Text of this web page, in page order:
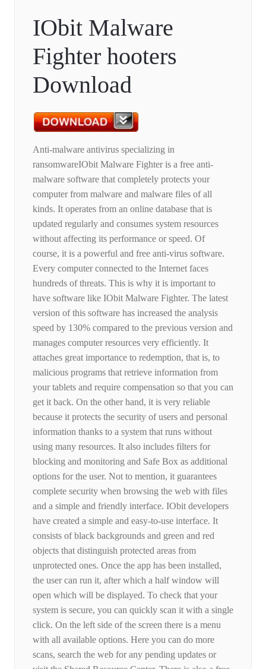
IObit Malware
Fighter hooters
Download
Anti-malware antivirus specializing in
ransomwareIObit Malware Fighter is a free anti-
malware software that completely protects your
computer from malware and malware files of all
kinds. It operates from an online database that is
updated regularly and consumes system resources
without affecting its performance or speed. Of
course, it is a powerful and free anti-virus software.
Every computer connected to the Internet faces
hundreds of threats. This is why it is important to
have software like IObit Malware Fighter. The latest
version of this software has increased the analysis
speed by 130% compared to the previous version and
manages computer resources very efficiently. It
attaches great importance to redemption, that is, to
malicious programs that retrieve information from
your tablets and require compensation so that you can
get it back. On the other hand, it is very reliable
because it protects the security of users and personal
information thanks to a system that runs without
using many resources. It also includes filters for
blocking and monitoring and Safe Box as additional
options for the user. Not to mention, it guarantees
complete security when browsing the web with files
and a simple and friendly interface. IObit developers
have created a simple and easy-to-use interface. It
consists of black backgrounds and green and red
objects that distinguish protected areas from
unprotected ones. Once the app has been installed,
the user can run it, after which a half window will
open which will be displayed. To check that your
system is secure, you can quickly scan it with a single
click. On the left side of the screen there is a menu
with all available options. Here you can do more
scans, search the web for any pending updates or